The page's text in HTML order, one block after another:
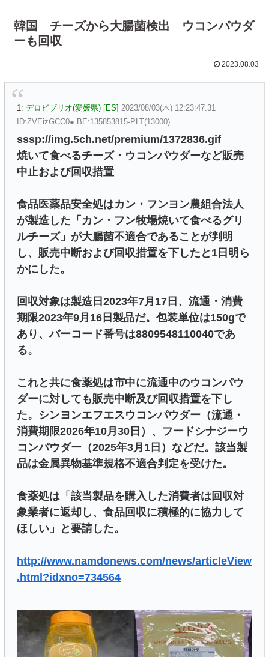
韓国 チーズから大腸菌検出 ウコンパウダ
ーも回収
2023.08.03
1: デロビブリオ(愛媛県) [ES] 2023/08/03(木) 12:23:47.31
ID:ZVEizGCC0● BE:135853815-PLT(13000)
sssp://img.5ch.net/premium/1372836.gif
焼いて食べるチーズ・ウコンパウダーなど販売
中止および回収措置
食品医薬品安全処はカン・フンヨン農組合法人
が製造した「カン・フン牧場焼いて食べるグリ
ルチーズ」が大腸菌不適合であることが判明
し、販売中断および回収措置を下したと1日明ら
かにした。
回収対象は製造日2023年7月17日、流通・消費
期限2023年9月16日製品だ。包装単位は150gで
あり、バーコード番号は8809548110040であ
る。
これと共に食薬処は市中に流通​​中のウコンパウ
ダーに対しても販売中断及び回収措置を下し
た。シンヨンエフエスウコンパウダー（流通・
消費期限2026年10月30日）、フードシナジーウ
コンパウダー（2025年3月1日）などだ。該当製
品は金属異物基準規格不適合判定を受けた。
食薬処は「該当製品を購入した消費者は回収対
象業者に返却し、食品回収に積極的に協力して
ほしい」と要請した。
http://www.namdonews.com/news/articleView
.html?idxno=734564